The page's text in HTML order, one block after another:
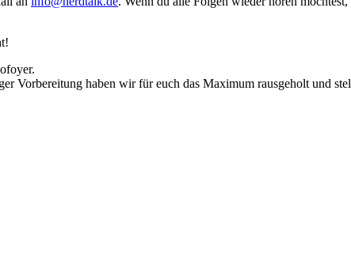
Vorbereitung haben wir für euch das Maximum rausgeholt und